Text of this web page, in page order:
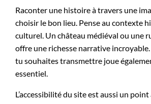
Raconter une histoire à travers une
choisir le bon lieu. Pense au contexte
culturel. Un château médiéval ou une
offre une richesse narrative incroyable.
tu souhaites transmettre joue
essentiel.
L’accessibilité du site est aussi un point